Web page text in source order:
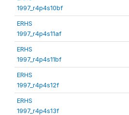
1997_r4p4s10bf
ERHS
1997_r4p4s11af
ERHS
1997_r4p4s11bf
ERHS
1997_r4p4s12f
ERHS
1997_r4p4s13f